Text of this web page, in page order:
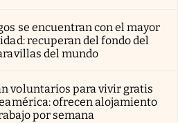
se encuentran con el mayor
recuperan del fondo del
del mundo
voluntarios para vivir gratis
ofrecen alojamiento
por semana